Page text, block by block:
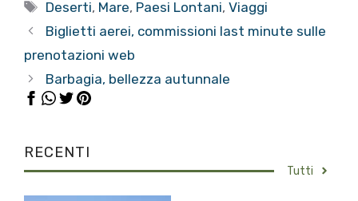
Tag
Deserti, Mare, Paesi Lontani,Viaggi
Biglietti aerei, commissioni last minute sulle
prenotazioni web
Barbagia, bellezza autunnale
RECENTI
Tutti